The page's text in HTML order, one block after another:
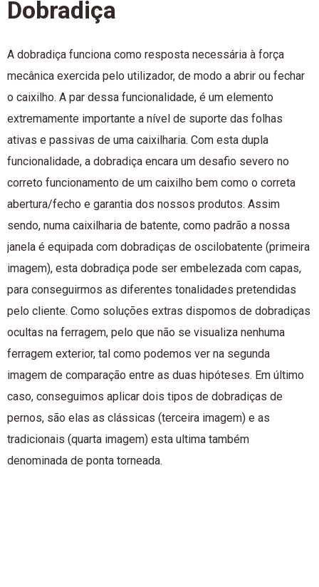
Dobradiça
A dobradiça funciona como resposta necessária à força
mecânica exercida pelo utilizador, de modo a abrir ou fechar
o caixilho. A par dessa funcionalidade, é um elemento
extremamente importante a nível de suporte das folhas
ativas e passivas de uma caixilharia. Com esta dupla
funcionalidade, a dobradiça encara um desafio severo no
correto funcionamento de um caixilho bem como o correta
abertura/fecho e garantia dos nossos produtos. Assim
sendo, numa caixilharia de batente, como padrão a nossa
janela é equipada com dobradiças de oscilobatente (primeira
imagem), esta dobradiça pode ser embelezada com capas,
para conseguirmos as diferentes tonalidades pretendidas
pelo cliente. Como soluções extras dispomos de dobradiças
ocultas na ferragem, pelo que não se visualiza nenhuma
ferragem exterior, tal como podemos ver na segunda
imagem de comparação entre as duas hipóteses. Em último
caso, conseguimos aplicar dois tipos de dobradiças de
pernos, são elas as clássicas (terceira imagem) e as
tradicionais (quarta imagem) esta ultima também
denominada de ponta torneada.